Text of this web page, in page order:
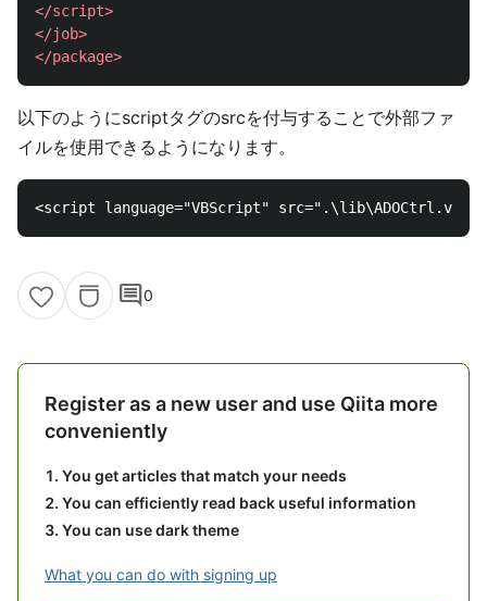
</script>
</job>
</package>
以下のようにscriptタグのsrcを付与することで外部ファ
イルを使用できるようになります。
comment0
Register as a new user and use Qiita more
conveniently
You get articles that match your needs
You can efficiently read back useful information
You can use dark theme
What you can do with signing up